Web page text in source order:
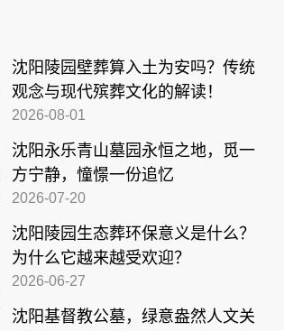
沈阳陵园壁葬算入土为安吗？传统
观念与现代殡葬文化的解读！
2026-08-01
沈阳永乐青山墓园永恒之地，觅一
方宁静，憧憬一份追忆
2026-07-20
沈阳陵园生态葬环保意义是什么？
为什么它越来越受欢迎？
2026-06-27
沈阳基督教公墓，绿意盎然人文关